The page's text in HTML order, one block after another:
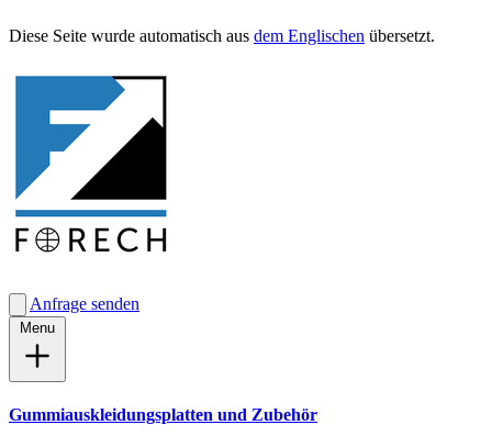
Diese Seite wurde automa­tisch aus dem Englis­chen übersetzt.
Anfrage senden
Gummiauskleidungsplatten und Zubehör